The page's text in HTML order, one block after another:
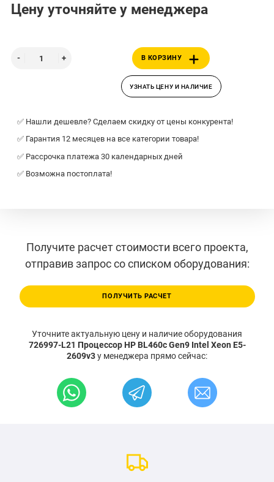
Цену уточняйте у менеджера
В КОРЗИНУ
УЗНАТЬ ЦЕНУ И НАЛИЧИЕ
✅ Нашли дешевле? Сделаем скидку от цены конкурента!
✅ Гарантия 12 месяцев на все категории товара!
✅ Рассрочка платежа 30 календарных дней
✅ Возможна постоплата!
Получите расчет стоимости всего проекта,
отправив запрос со списком оборудования:
ПОЛУЧИТЬ РАСЧЕТ
Уточните актуальную цену и наличие оборудования
726997-L21 Процессор HP BL460c Gen9 Intel Xeon E5-
2609v3у менеджера прямо сейчас: